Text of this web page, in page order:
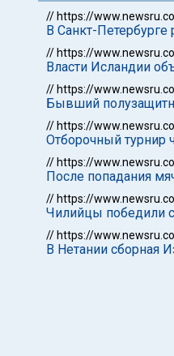
// https://
В Санкт-
// https://
Власти Исландии
// https://
Бывший
// https://
Отборочный турнир
// https://
После попадания
// https://
Чилийцы победили
// https://
В Нетании сборная